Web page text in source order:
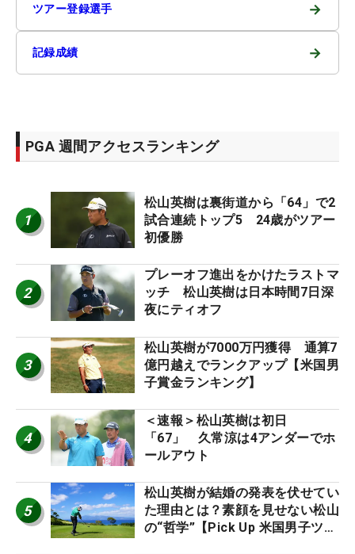
ツアー登録選手 →
記録成績 →
PGA 週間アクセスランキング
1
松山英樹は裏街道から「64」で2
試合連続トップ5 24歳がツアー
初優勝
2
プレーオフ進出をかけたラストマ
ッチ 松山英樹は日本時間7日深
夜にティオフ
3
松山英樹が7000万円獲得 通算7
億円越えでランクアップ【米国男
子賞金ランキング】
4
＜速報＞松山英樹は初日
「67」 久常涼は4アンダーでホ
ールアウト
5
松山英樹が結婚の発表を伏せてい
た理由とは？素顔を見せない松山
の“哲学”【Pick Up 米国男子ツア